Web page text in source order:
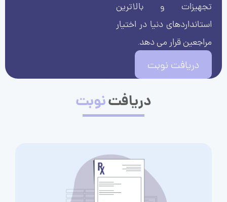
تجهیزات و بالاترین
استانداردهای دنیا در اختیار
مراجعین قرار می دهد.
دریافت نوبت
دریافتنوبت